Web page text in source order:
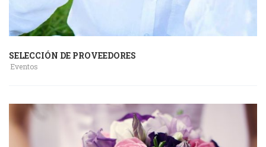
SELECCIÓN DE PROVEEDORES
Eventos